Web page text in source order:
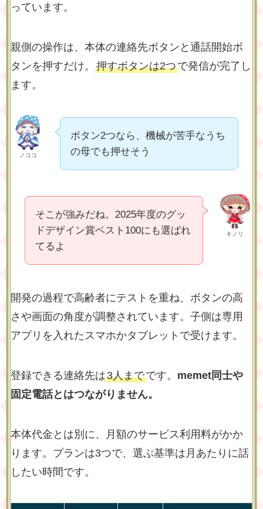
っています。
親側の操作は、本体の連絡先ボタンと通話開始ボ
タンを押すだけ。 押すボタンは2つで発信が完了し
ます。
ノココ
ボタン2つなら、機械が苦手なうち
の母でも押せそう
キノリ
そこが強みだね。2025年度のグッ
ドデザイン賞ベスト100にも選ばれ
てるよ
開発の過程で高齢者にテストを重ね、ボタンの高
さや画面の角度が調整されています。子側は専用
アプリを入れたスマホかタブレットで受けます。
登録できる連絡先は3人までです。 memet同士や
固定電話とはつながりません。
本体代金とは別に、月額のサービス利用料がかか
ります。プランは3つで、選ぶ基準は月あたりに話
したい時間です。